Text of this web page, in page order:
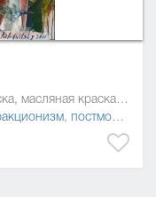
203 x 143 см, холст, акриловая краска, масляная краска, эмаль
, постмодернизм